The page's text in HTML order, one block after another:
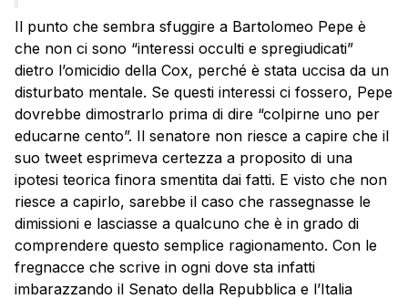
Il punto che sembra sfuggire a Bartolomeo Pepe è
che non ci sono “interessi occulti e spregiudicati”
dietro l’omicidio della Cox, perché è stata uccisa da un
disturbato mentale. Se questi interessi ci fossero, Pepe
dovrebbe dimostrarlo prima di dire “colpirne uno per
educarne cento”. Il senatore non riesce a capire che il
suo tweet esprimeva certezza a proposito di una
ipotesi teorica finora smentita dai fatti. E visto che non
riesce a capirlo, sarebbe il caso che rassegnasse le
dimissioni e lasciasse a qualcuno che è in grado di
comprendere questo semplice ragionamento. Con le
fregnacce che scrive in ogni dove sta infatti
imbarazzando il Senato della Repubblica e l’Italia